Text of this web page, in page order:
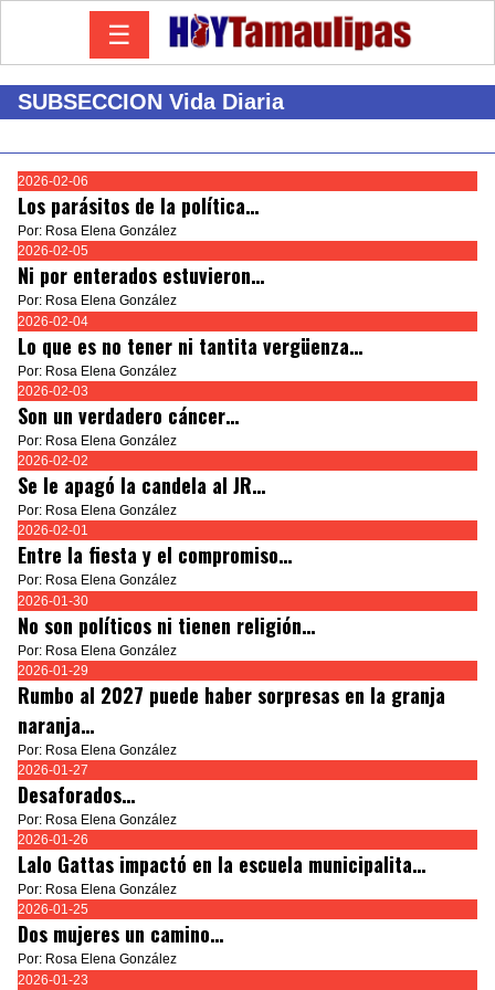
☰
SUBSECCION Vida Diaria
2026-02-06
Los parásitos de la política…
Por: Rosa Elena González
2026-02-05
Ni por enterados estuvieron…
Por: Rosa Elena González
2026-02-04
Lo que es no tener ni tantita vergüenza…
Por: Rosa Elena González
2026-02-03
Son un verdadero cáncer…
Por: Rosa Elena González
2026-02-02
Se le apagó la candela al JR…
Por: Rosa Elena González
2026-02-01
Entre la fiesta y el compromiso…
Por: Rosa Elena González
2026-01-30
No son políticos ni tienen religión…
Por: Rosa Elena González
2026-01-29
Rumbo al 2027 puede haber sorpresas en la granja
naranja…
Por: Rosa Elena González
2026-01-27
Desaforados…
Por: Rosa Elena González
2026-01-26
Lalo Gattas impactó en la escuela municipalita…
Por: Rosa Elena González
2026-01-25
Dos mujeres un camino…
Por: Rosa Elena González
2026-01-23